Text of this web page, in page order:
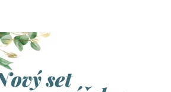
právě získala nové téma k debatám.A
skandál londýnské smetánky, ale o
příběhem Benedicta Bridgertona...